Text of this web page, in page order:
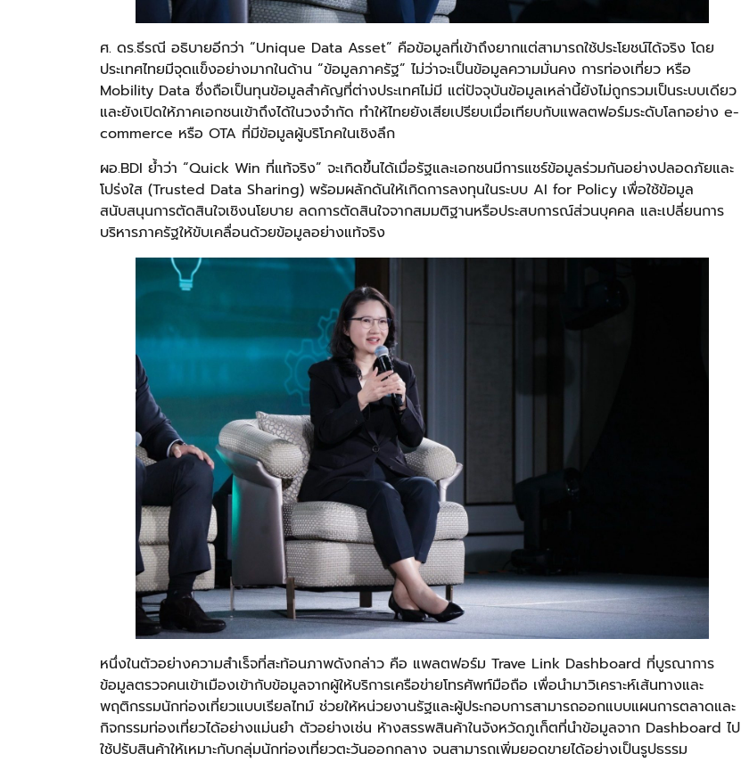
ศ. ดร.ธีรณี อธิบายอีกว่า “Unique Data Asset” คือข้อมูลที่เข้าถึงยากแต่สามารถใช้ประโยชน์ได้จริง โดย
ประเทศไทยมีจุดแข็งอย่างมากในด้าน “ข้อมูลภาครัฐ” ไม่ว่าจะเป็นข้อมูลความมั่นคง การท่องเที่ยว หรือ
Mobility Data ซึ่งถือเป็นทุนข้อมูลสำคัญที่ต่างประเทศไม่มี แต่ปัจจุบันข้อมูลเหล่านี้ยังไม่ถูกรวมเป็นระบบเดียว
และยังเปิดให้ภาคเอกชนเข้าถึงได้ในวงจำกัด ทำให้ไทยยังเสียเปรียบเมื่อเทียบกับแพลตฟอร์มระดับโลกอย่าง e-
commerce หรือ OTA ที่มีข้อมูลผู้บริโภคในเชิงลึก
ผอ.BDI ย้ำว่า “Quick Win ที่แท้จริง” จะเกิดขึ้นได้เมื่อรัฐและเอกชนมีการแชร์ข้อมูลร่วมกันอย่างปลอดภัยและ
โปร่งใส (Trusted Data Sharing) พร้อมผลักดันให้เกิดการลงทุนในระบบ AI for Policy เพื่อใช้ข้อมูล
สนับสนุนการตัดสินใจเชิงนโยบาย ลดการตัดสินใจจากสมมติฐานหรือประสบการณ์ส่วนบุคคล และเปลี่ยนการ
บริหารภาครัฐให้ขับเคลื่อนด้วยข้อมูลอย่างแท้จริง
หนึ่งในตัวอย่างความสำเร็จที่สะท้อนภาพดังกล่าว คือ แพลตฟอร์ม Trave Link Dashboard ที่บูรณาการ
ข้อมูลตรวจคนเข้าเมืองเข้ากับข้อมูลจากผู้ให้บริการเครือข่ายโทรศัพท์มือถือ เพื่อนำมาวิเคราะห์เส้นทางและ
พฤติกรรมนักท่องเที่ยวแบบเรียลไทม์ ช่วยให้หน่วยงานรัฐและผู้ประกอบการสามารถออกแบบแผนการตลาดและ
กิจกรรมท่องเที่ยวได้อย่างแม่นยำ ตัวอย่างเช่น ห้างสรรพสินค้าในจังหวัดภูเก็ตที่นำข้อมูลจาก Dashboard ไป
ใช้ปรับสินค้าให้เหมาะกับกลุ่มนักท่องเที่ยวตะวันออกกลาง จนสามารถเพิ่มยอดขายได้อย่างเป็นรูปธรรม